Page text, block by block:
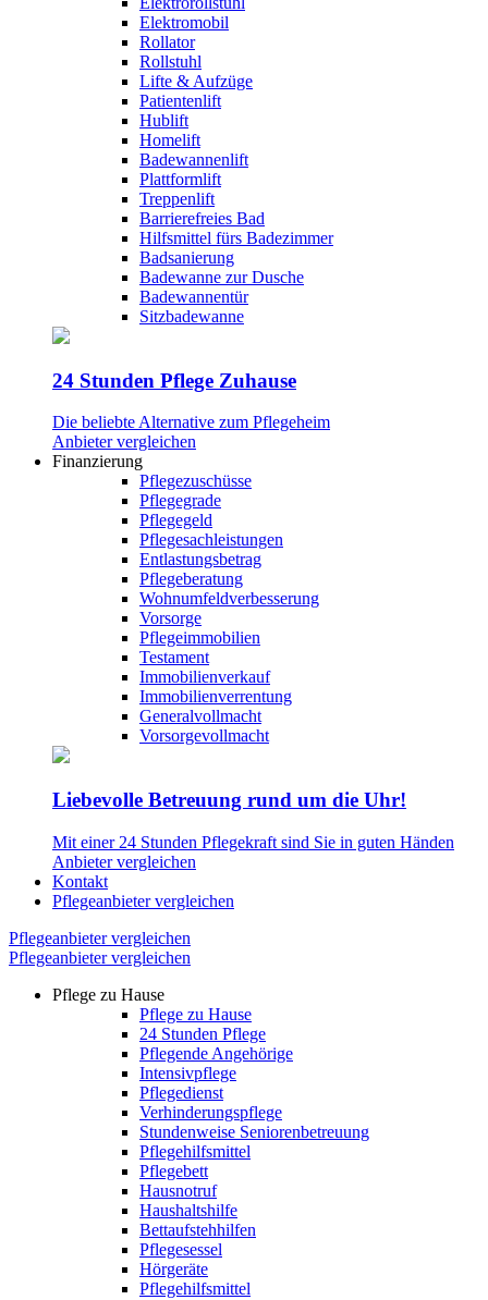
Elektromobil
Rollator
Rollstuhl
Lifte & Aufzüge
Patientenlift
Hublift
Homelift
Badewannenlift
Plattformlift
Treppenlift
Barrierefreies Bad
Hilfsmittel fürs Badezimmer
Badsanierung
Badewanne zur Dusche
Badewannentür
Sitzbadewanne
24 Stunden Pflege Zuhause
Die beliebte Alternative zum Pflegeheim
Anbieter vergleichen
Finanzierung
Pflegezuschüsse
Pflegegrade
Pflegegeld
Pflegesachleistungen
Entlastungsbetrag
Pflegeberatung
Wohnumfeldverbesserung
Vorsorge
Pflegeimmobilien
Testament
Immobilienverkauf
Immobilienverrentung
Generalvollmacht
Vorsorgevollmacht
Liebevolle Betreuung rund um die Uhr!
Mit einer 24 Stunden Pflegekraft sind Sie in guten Händen
Anbieter vergleichen
Kontakt
Pflegeanbieter vergleichen
Pflegeanbieter vergleichen
Pflegeanbieter vergleichen
Pflege zu Hause
Pflege zu Hause
24 Stunden Pflege
Pflegende Angehörige
Intensivpflege
Pflegedienst
Verhinderungspflege
Stundenweise Seniorenbetreuung
Pflegehilfsmittel
Pflegebett
Hausnotruf
Haushaltshilfe
Bettaufstehhilfen
Pflegesessel
Hörgeräte
Pflegehilfsmittel